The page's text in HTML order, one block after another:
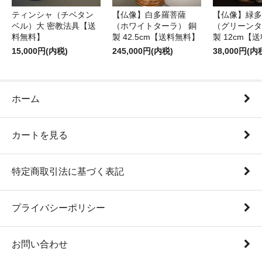
ティンシャ（チベタン
ベル）大 密教法具【送
料無料】
15,000円(内税)
【仏像】白多羅菩薩
（ホワイトターラ） 銅
製 42.5cm【送料無料】
245,000円(内税)
【仏像】緑
（グリーン
製 12cm【
38,000円(内
ホーム
カートを見る
特定商取引法に基づく表記
プライバシーポリシー
お問い合わせ